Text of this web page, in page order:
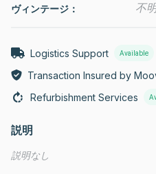
ヴィンテージ： 不
Logistics Support Available
Transaction Insured by
Refurbishment Services
説明
説明なし